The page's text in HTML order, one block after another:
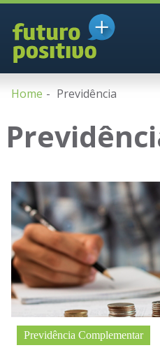
Home Previdência
Previdência Complementar